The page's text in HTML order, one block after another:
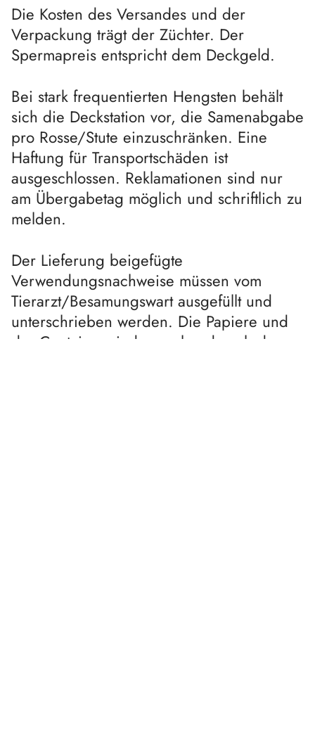
Die Kosten des Versandes und der
Verpackung trägt der Züchter. Der
Spermapreis entspricht dem Deckgeld.
Bei stark frequentierten Hengsten behält
sich die Deckstation vor, die Samenabgabe
pro Rosse/Stute einzuschränken. Eine
Haftung für Transportschäden ist
ausgeschlossen. Reklamationen sind nur
am Übergabetag möglich und schriftlich zu
melden.
Der Lieferung beigefügte
Verwendungsnachweise müssen vom
Tierarzt/Besamungswart ausgefüllt und
unterschrieben werden. Die Papiere und
der Container sind umgehend nach der